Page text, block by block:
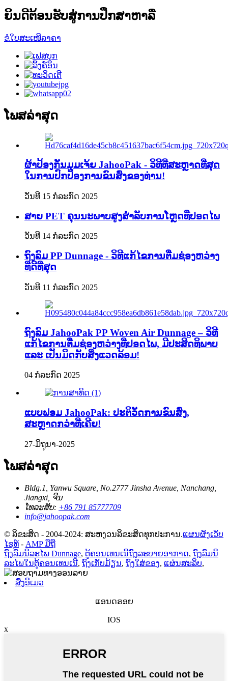
ຍິນດີຕ້ອນຮັບສູ່ການປຶກສາຫາລື
ຂໍໃບສະເໜີລາຄາ
ໂພສລ່າສຸດ
ຜ້າປ້ອງກັນມຸມເຈ້ຍ JahooPak - ວິທີທີ່ສະຫຼາດທີ່ສຸດ
ໃນການປົກປ້ອງການຂົນສົ່ງຂອງທ່ານ!
ວັນທີ 15 ກໍລະກົດ 2025
ສາຍ PET ຄຸນນະພາບສູງສຳລັບການໂຫຼດທີ່ປອດໄພ
ວັນທີ 14 ກໍລະກົດ 2025
ຖົງລົມ PP Dunnage - ວິທີແກ້ໄຂການຕື່ມຊ່ອງຫວ່າງ
ທີ່ດີທີ່ສຸດ
ວັນທີ 11 ກໍລະກົດ 2025
ຖົງລົມ JahooPak PP Woven Air Dunnage – ວິທີ
ແກ້ໄຂການຕື່ມຊ່ອງຫວ່າງທີ່ປອດໄພ, ມີປະສິດທິພາບ
ແລະ ເປັນມິດກັບສິ່ງແວດລ້ອມ!
04 ກໍລະກົດ 2025
ແບບຟອມ JahooPak: ປະຕິວັດການຂົນສົ່ງ,
ສະຫຼາດກວ່າທີ່ເຄີຍ!
27-ມິຖຸນາ-2025
ໂພສລ່າສຸດ
Bldg.1, Yanwu Square, No.2777 Jinsha Avenue, Nanchang,
Jiangxi, ຈີນ
ໂທລະສັບ: +86 791 85777709
info@jahoopak.com
© ລິຂະສິດ - 2004-2024: ສະຫງວນລິຂະສິດທຸກປະການ.ແຜນຜັງເວັບ
ໄຊທ໌ - AMP ມືຖື
ຖົງລົມນິລະໄພ Dunnage, ຕູ້ຄອນເທນເນີຖົງລະບາຍອາກາດ, ຖົງລົມນິ
ລະໄພໃນຕູ້ຄອນເທນເນີ, ຖົງເກັບມ້ຽນ, ຖົງໃສ່ຂອງ, ແຜ່ນສະລິບ,
ສົ່ງອີເມວ
ແອນດຣອຍ
IOS
x